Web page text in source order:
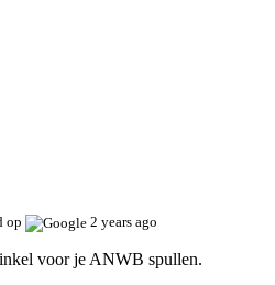
op 2 years ago
voor je ANWB spullen.